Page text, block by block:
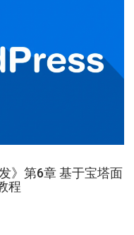
》第6章 基于宝塔面
程